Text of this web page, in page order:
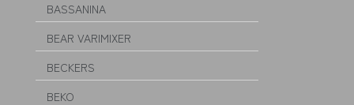
BASSANINA
BEAR VARIMIXER
BECKERS
BEKO